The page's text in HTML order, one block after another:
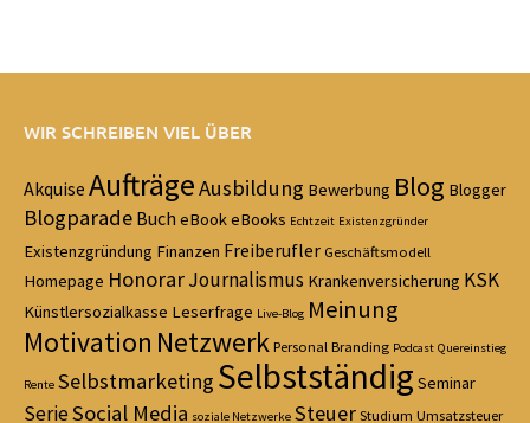
WIR SCHREIBEN VIEL ÜBER
Akquise AufträgeAusbildung Bewerbung Blog Blogger
Blogparade Buch eBookeBooks Echtzeit Existenzgründer
Existenzgründung Finanzen Freiberufler Geschäftsmodell
Homepage HonorarJournalismus Krankenversicherung KSK
Künstlersozialkasse Leserfrage Live-Blog Meinung
Motivation NetzwerkPersonal Branding Podcast Quereinstieg
Rente Selbstmarketing Selbstständig Seminar
SerieSocial Media soziale Netzwerke SteuerStudium Umsatzsteuer